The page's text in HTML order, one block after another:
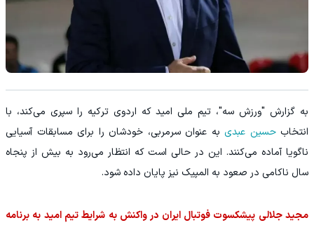
به گزارش "ورزش سه"، تیم ملی امید که اردوی ترکیه را سپری می‌کند، با
انتخابحسین عبدی به عنوان سرمربی، خودشان را برای مسابقات آسیایی
ناگویا آماده می‌کنند. این در حالی است که انتظار می‌رود به بیش از پنجاه
سال ناکامی در صعود به المپیک نیز پایان داده شود.
مجید جلالی پیشکسوت فوتبال ایران در واکنش به شرایط تیم امید به برنامه